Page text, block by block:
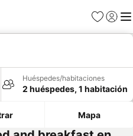
Favoritos
Iniciar
Huéspedes/habitaciones
2 huéspedes, 1 habitación
Mapa